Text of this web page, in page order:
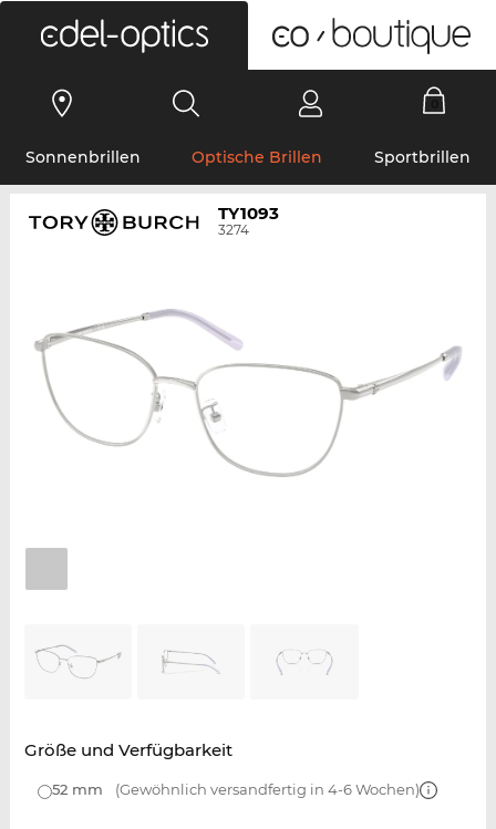
Sonnenbrillen Optische Brillen Sportbrillen
TY1093
3274
Größe und Verfügbarkeit
52 mm (Gewöhnlich versandfertig in 4-6 Wochen)